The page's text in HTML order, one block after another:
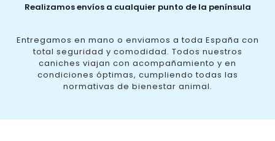
Realizamos envíos a cualquier punto de la península
Entregamos en mano o enviamos a toda España con
total seguridad y comodidad. Todos nuestros
caniches viajan con acompañamiento y en
condiciones óptimas, cumpliendo todas las
normativas de bienestar animal.